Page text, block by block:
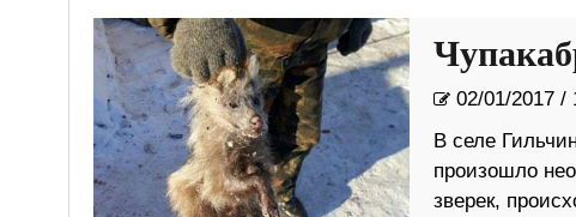
02/01/2017 /
В селе
произошло
зверек,